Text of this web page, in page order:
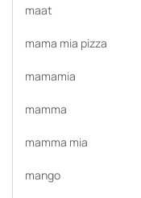
maat
mama mia pizza
mamamia
mamma
mamma mia
mango